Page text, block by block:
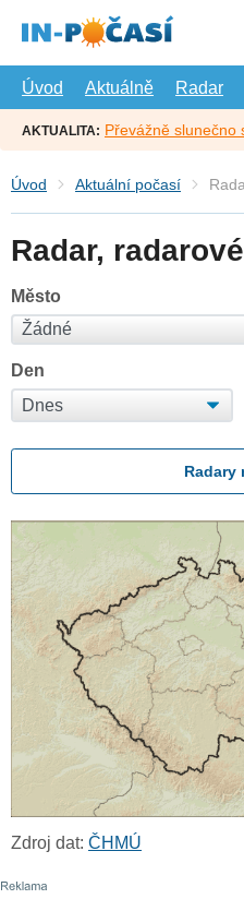
hlavní
Úvod
Aktuálně Radar
AKTUALITA: Převážně slunečno
Úvod Aktuální počasí
Radar,
Město
Den
Radary
Zdroj dat: ČHMÚ